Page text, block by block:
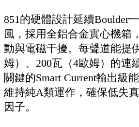
851的硬體設計延續Boulder
風，採用全鋁合金實心機箱
動與電磁干擾。每聲道能提
姆）、200瓦（4歐姆）的連
關鍵的Smart Current輸出級
維持純A類運作，確保低失
因子。